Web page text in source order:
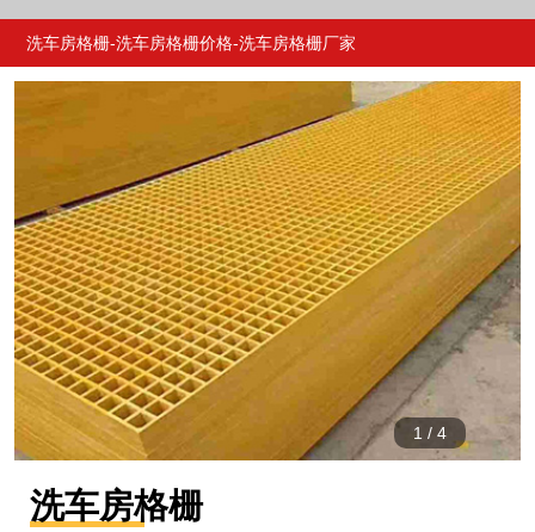
洗车房格栅-洗车房格栅价格-洗车房格栅厂家
产品 介绍 详情 推荐
1 / 4
洗车房格栅